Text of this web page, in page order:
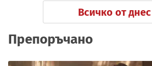
Всичко от днес
Препоръчано